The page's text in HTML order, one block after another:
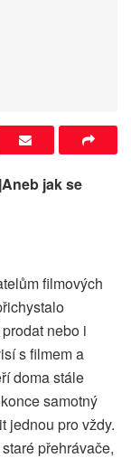
Aneb jak se
filmových
nebo i
s filmem a
doma stále
samotný
jednou pro vždy.
přehrávače,